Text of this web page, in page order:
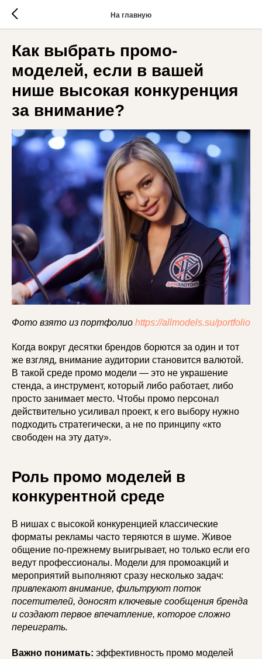
На главную
Как выбрать промо-
моделей, если в вашей
нише высокая конкуренция
за внимание?
Фото взято из портфолио https://allmodels.su/portfolio
Когда вокруг десятки брендов борются за один и тот
же взгляд, внимание аудитории становится валютой.
В такой среде промо модели — это не украшение
стенда, а инструмент, который либо работает, либо
просто занимает место. Чтобы промо персонал
действительно усиливал проект, к его выбору нужно
подходить стратегически, а не по принципу «кто
свободен на эту дату».
Роль промо моделей в
конкурентной среде
В нишах с высокой конкуренцией классические
форматы рекламы часто теряются в шуме. Живое
общение по-прежнему выигрывает, но только если его
ведут профессионалы. Модели для промоакций и
мероприятий выполняют сразу несколько задач:
привлекают внимание, фильтруют поток
посетителей, доносят ключевые сообщения бренда
и создают первое впечатление, которое сложно
переиграть.
Важно понимать: эффективность промо моделей